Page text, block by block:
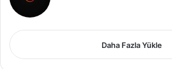
Daha Fazla Yükle